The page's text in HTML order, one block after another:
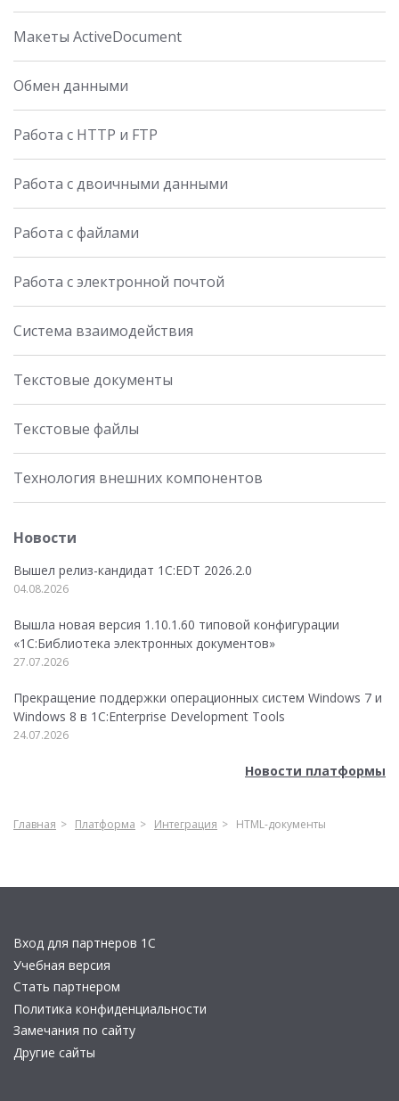
Макеты ActiveDocument
Обмен данными
Работа с HTTP и FTP
Работа с двоичными данными
Работа с файлами
Работа с электронной почтой
Система взаимодействия
Текстовые документы
Текстовые файлы
Технология внешних компонентов
Новости
Вышел релиз-кандидат 1C:EDT 2026.2.0
04.08.2026
Вышла новая версия 1.10.1.60 типовой конфигурации
«1С:Библиотека электронных документов»
27.07.2026
Прекращение поддержки операционных систем Windows 7 и
Windows 8 в 1C:Enterprise Development Tools
24.07.2026
Новости платформы
Главная Платформа Интеграция HTML-документы
Вход для партнеров 1С
Учебная версия
Стать партнером
Политика конфиденциальности
Замечания по сайту
Другие сайты